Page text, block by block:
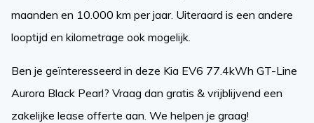
maanden en 10.000 km per jaar. Uiteraard is een andere
looptijd en kilometrage ook mogelijk.
Ben je geïnteresseerd in deze Kia EV6 77.4kWh GT-Line
Aurora Black Pearl? Vraag dan gratis & vrijblijvend een
zakelijke lease offerte aan. We helpen je graag!